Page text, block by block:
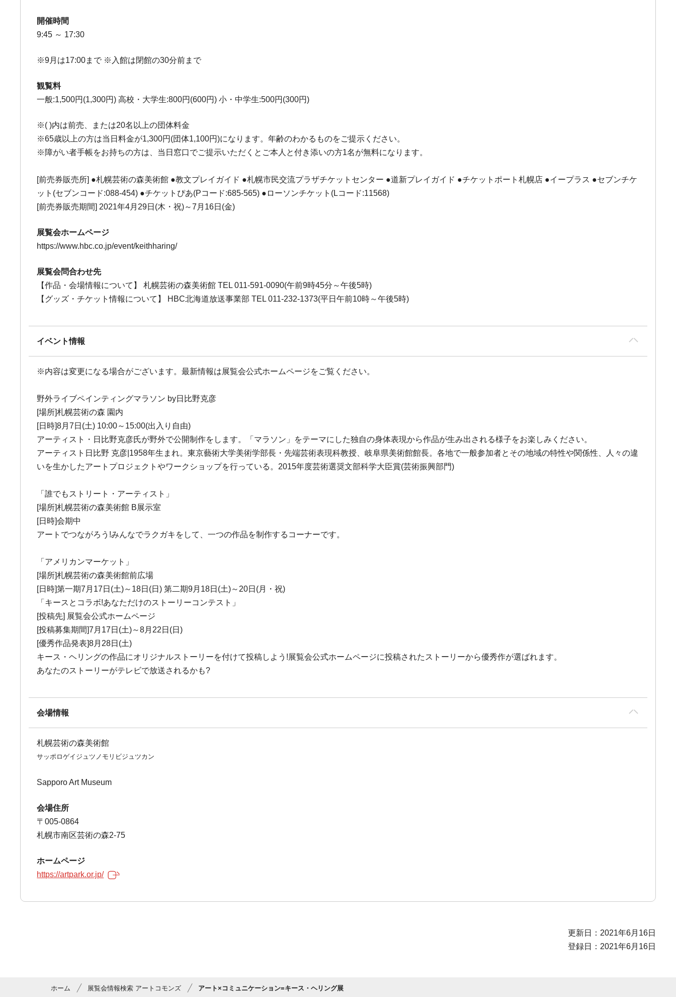
開催時間
9:45 ～ 17:30
※9月は17:00まで ※入館は閉館の30分前まで
観覧料
一般:1,500円(1,300円) 高校・大学生:800円(600円) 小・中学生:500円(300円)
※( )内は前売、または20名以上の団体料金
※65歳以上の方は当日料金が1,300円(団体1,100円)になります。年齢のわかるものをご提示ください。
※障がい者手帳をお持ちの方は、当日窓口でご提示いただくとご本人と付き添いの方1名が無料になります。
[前売券販売所] ●札幌芸術の森美術館 ●教文プレイガイド ●札幌市民交流プラザチケットセンター ●道新プレイガイド ●チケットポート札幌店 ●イープラス ●セブンチケ
ット(セブンコード:088-454) ●チケットぴあ(Pコード:685-565) ●ローソンチケット(Lコード:11568)
[前売券販売期間] 2021年4月29日(木・祝)～7月16日(金)
展覧会ホームページ
https://www.hbc.co.jp/event/keithharing/
展覧会問合わせ先
【作品・会場情報について】 札幌芸術の森美術館 TEL 011-591-0090(午前9時45分～午後5時)
【グッズ・チケット情報について】 HBC北海道放送事業部 TEL 011-232-1373(平日午前10時～午後5時)
イベント情報
※内容は変更になる場合がございます。最新情報は展覧会公式ホームページをご覧ください。
野外ライブペインティングマラソン by日比野克彦
[場所]札幌芸術の森 園内
[日時]8月7日(土) 10:00～15:00(出入り自由)
アーティスト・日比野克彦氏が野外で公開制作をします。「マラソン」をテーマにした独自の身体表現から作品が生み出される様子をお楽しみください。
アーティスト日比野 克彦|1958年生まれ。東京藝術大学美術学部長・先端芸術表現科教授、岐阜県美術館館長。各地で一般参加者とその地域の特性や関係性、人々の違
いを生かしたアートプロジェクトやワークショップを行っている。2015年度芸術選奨文部科学大臣賞(芸術振興部門)
「誰でもストリート・アーティスト」
[場所]札幌芸術の森美術館 B展示室
[日時]会期中
アートでつながろう!みんなでラクガキをして、一つの作品を制作するコーナーです。
「アメリカンマーケット」
[場所]札幌芸術の森美術館前広場
[日時]第一期7月17日(土)～18日(日) 第二期9月18日(土)～20日(月・祝)
「キースとコラボ!あなただけのストーリーコンテスト」
[投稿先] 展覧会公式ホームページ
[投稿募集期間]7月17日(土)～8月22日(日)
[優秀作品発表]8月28日(土)
キース・ヘリングの作品にオリジナルストーリーを付けて投稿しよう!展覧会公式ホームページに投稿されたストーリーから優秀作が選ばれます。
あなたのストーリーがテレビで放送されるかも?
会場情報
札幌芸術の森美術館
サッポロゲイジュツノモリビジュツカン
Sapporo Art Museum
会場住所
〒005-0864
札幌市南区芸術の森2-75
ホームページ
https://artpark.or.jp/
更新日：2021年6月16日
登録日：2021年6月16日
ホーム 展覧会情報検索 アートコモンズ アート×コミュニケーション=キース・ヘリング展